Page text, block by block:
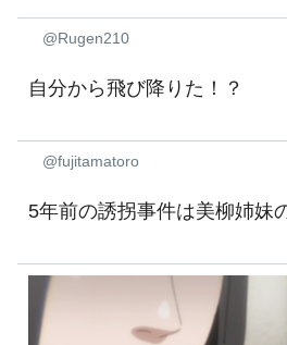
@Rugen210
自分から飛び降りた！？
@fujitamatoro
5年前の誘拐事件は美柳姉妹